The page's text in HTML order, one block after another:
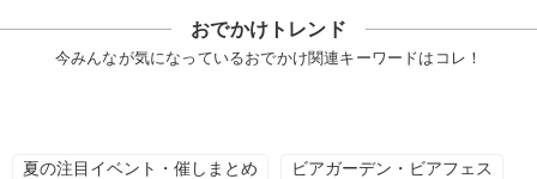
おでかけトレンド
今みんなが気になっているおでかけ関連キーワードはコレ！
夏の注目イベント・催しまとめ ビアガーデン・ビアフェス